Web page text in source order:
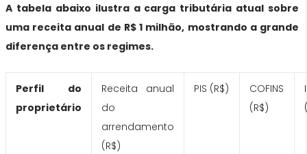
A tabela abaixo ilustra a carga tributária atual sobre
uma receita anual de R$ 1 milhão, mostrando a grande
diferença entre os regimes.
Perfil do
proprietário
Receita anual
do
arrendamento
(R$)
PIS (R$)
COFINS
(R$)